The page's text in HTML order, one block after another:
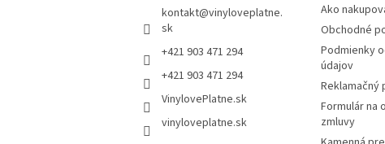
kontakt@vinyloveplatne.
sk
+421 903 471 294
+421 903 471 294
VinylovePlatne.sk
vinyloveplatne.sk
Ako
Obchodné
Podmienky
údajov
Reklamačný
Formulár na
zmluvy